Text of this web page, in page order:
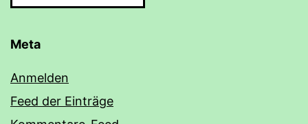
Meta
Anmelden
Feed der Einträge